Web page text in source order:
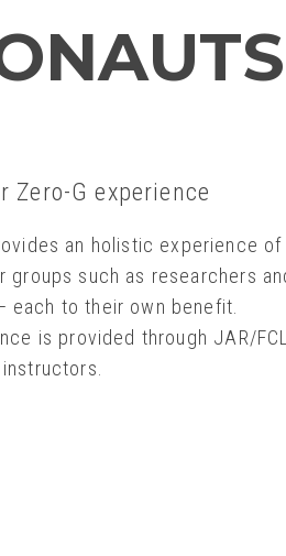
Zero-G experience
an holistic experience
groups such as researchers
each to their own benefit.
is provided through JAR/